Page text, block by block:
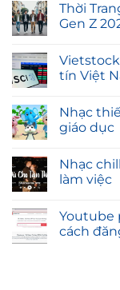
Thời
Gen Z
tín Việt
Nhạc
giáo dục
Nhạc
làm việc
Youtube
cách